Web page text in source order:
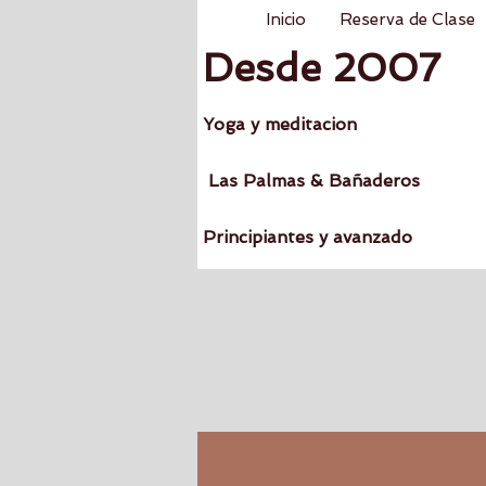
Inicio Reserva de Clase
Desde 2007
Yoga y meditacion
Las Palmas & Bañaderos
Principiantes y avanzado